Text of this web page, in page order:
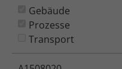
Gebäude
Prozesse
Transport